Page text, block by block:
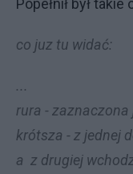
Popełnił był
co juz tu widać:
...
rura -
krótsza - z jednej
a z drugiej